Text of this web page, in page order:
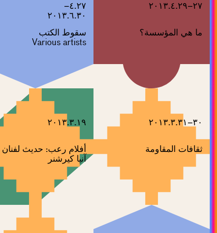
٢٧–٢٠١٣.٤.٢٩
ما هي المؤسسة؟
٤.٢٧–
٢٠١٣.٦.٣٠
سقوط الكتب
Various artists
٣٠–٢٠١٣.٣.٣١
ثقافات المقاومة
٢٠١٣.٣.١٩
أفلام رعب: حديث لفنان
آنيا كيرشنر